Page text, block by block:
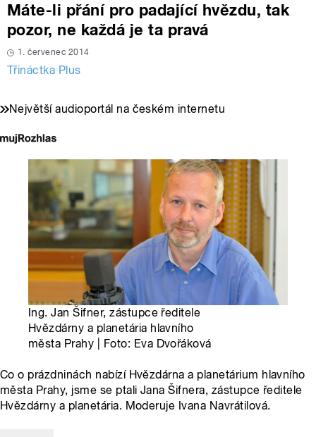
Máte-li přání pro padající hvězdu, tak
pozor, ne každá je ta pravá
1. červenec 2014
Třináctka Plus
Největší audioportál na českém internetu
Ing. Jan Šifner, zástupce ředitele
Hvězdárny a planetária hlavního
města Prahy | Foto: Eva Dvořáková
Co o prázdninách nabízí Hvězdárna a planetárium hlavního
města Prahy, jsme se ptali Jana Šifnera, zástupce ředitele
Hvězdárny a planetária. Moderuje Ivana Navrátilová.